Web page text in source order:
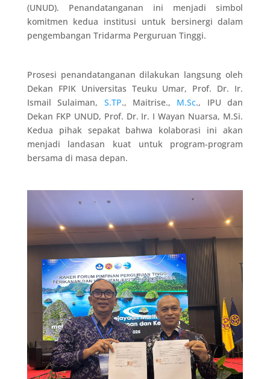
(UNUD). Penandatanganan ini menjadi simbol
komitmen kedua institusi untuk bersinergi dalam
pengembangan Tridarma Perguruan Tinggi.
Prosesi penandatanganan dilakukan langsung oleh
Dekan FPIK Universitas Teuku Umar, Prof. Dr. Ir.
Ismail Sulaiman, S.TP., Maitrise., M.Sc., IPU dan
Dekan FKP UNUD, Prof. Dr. Ir. I Wayan Nuarsa, M.Si.
Kedua pihak sepakat bahwa kolaborasi ini akan
menjadi landasan kuat untuk program-program
bersama di masa depan.